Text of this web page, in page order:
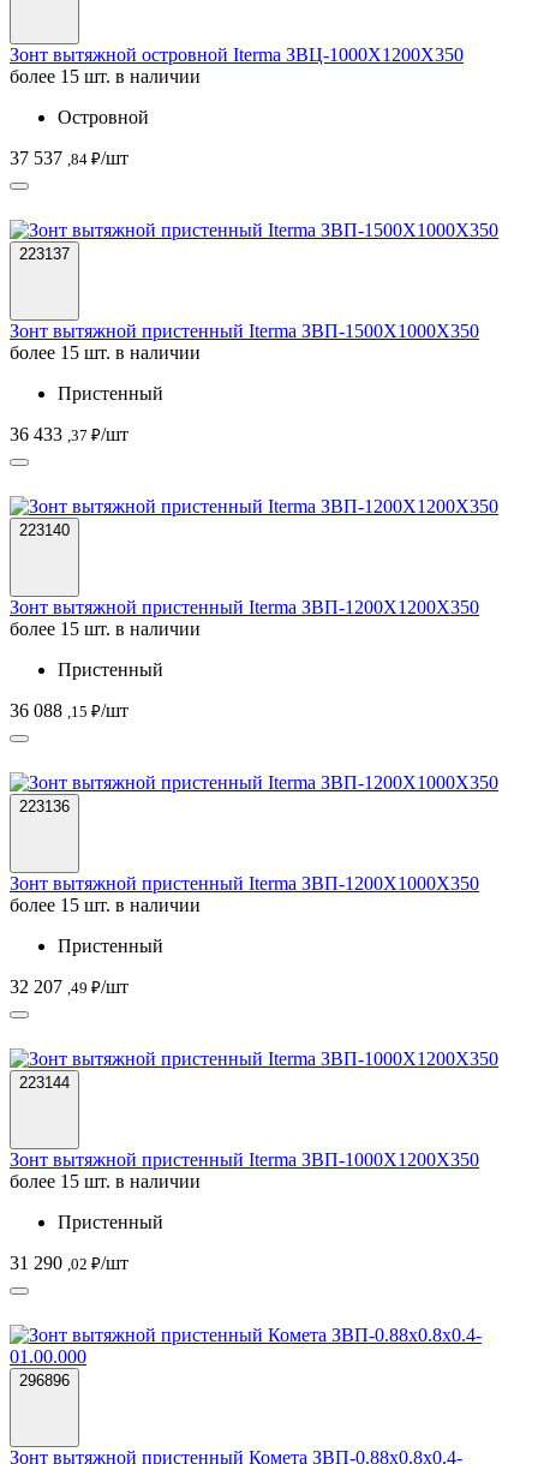
Зонт вытяжной островной Iterma ЗВЦ-1000Х1200Х350
более 15 шт. в наличии
Островной
37 537 ,84 ₽/шт
223137
Зонт вытяжной пристенный Iterma ЗВП-1500Х1000Х350
более 15 шт. в наличии
Пристенный
36 433 ,37 ₽/шт
223140
Зонт вытяжной пристенный Iterma ЗВП-1200Х1200Х350
более 15 шт. в наличии
Пристенный
36 088 ,15 ₽/шт
223136
Зонт вытяжной пристенный Iterma ЗВП-1200Х1000Х350
более 15 шт. в наличии
Пристенный
32 207 ,49 ₽/шт
223144
Зонт вытяжной пристенный Iterma ЗВП-1000Х1200Х350
более 15 шт. в наличии
Пристенный
31 290 ,02 ₽/шт
296896
Зонт вытяжной пристенный Комета ЗВП-0.88х0.8х0.4-